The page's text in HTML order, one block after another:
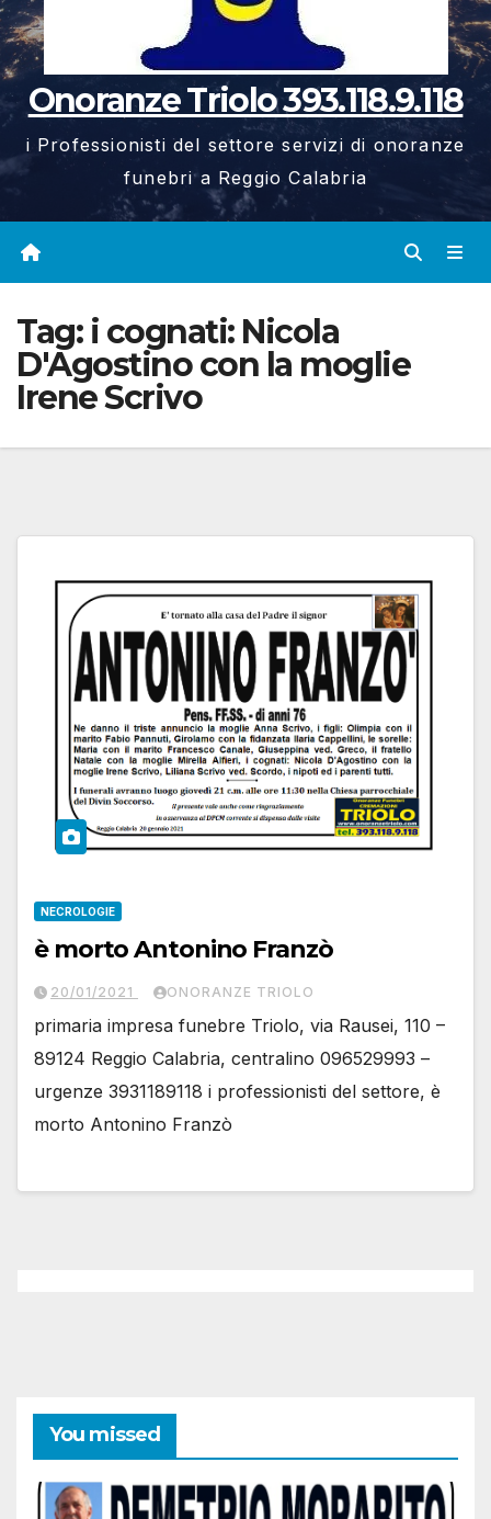
Onoranze Triolo 393.118.9.118
i Professionisti del settore servizi di onoranze
funebri a Reggio Calabria
Tag: i cognati: Nicola
D'Agostino con la moglie
Irene Scrivo
NECROLOGIE
è morto Antonino Franzò
20/01/2021 ONORANZE TRIOLO
primaria impresa funebre Triolo, via Rausei, 110 –
89124 Reggio Calabria, centralino 096529993 –
urgenze 3931189118 i professionisti del settore, è
morto Antonino Franzò
You missed